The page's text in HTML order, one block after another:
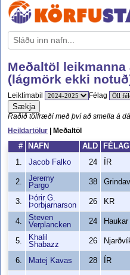
Meðaltöl
(lágmörk ekki
Leiktímabil Félag
Sækja
Raðið tölfræði með því að smella á
Heildartölur | Meðaltöl
#
NAFN ALD FÉLAG
1.
Jacob Falko 24 ÍR
2.
Jeremy
Pargo
38
3.
Þórir G.
Þorbjarnarson
26 KR
4.
Steven
Verplancken
24 Haukar
5.
Khalil
Shabazz
26
6. Matej Kavas 28 ÍR